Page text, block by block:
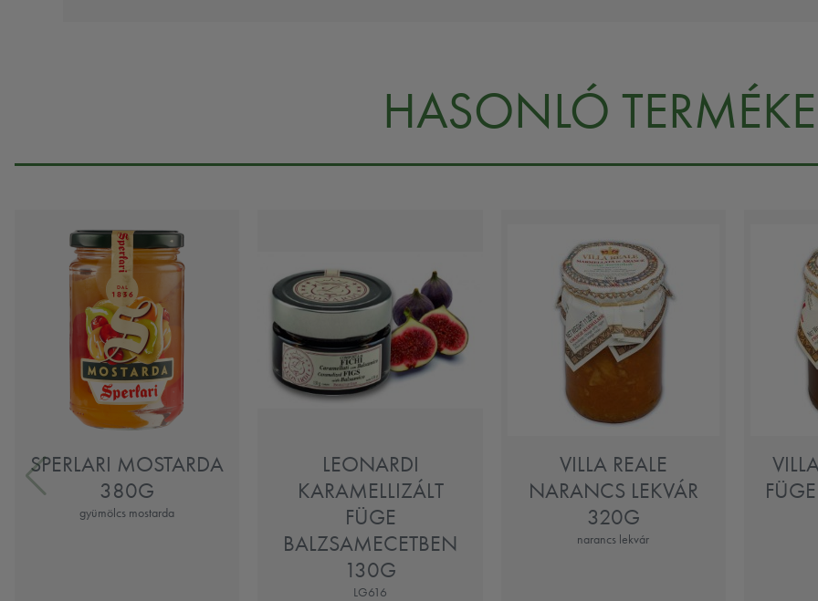
HASONLÓ
SPERLARI MOSTARDA
380G
gyümölcs mostarda
LEONARDI
KARAMELLIZÁLT
FÜGE
BALZSAMECETBEN
130G
LG616
VILLA REALE
NARANCS LEKVÁR
320G
narancs lekvár